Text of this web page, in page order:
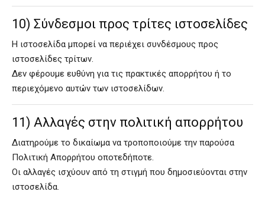
10) Σύνδεσμοι προς τρίτες ιστοσελίδες
Η ιστοσελίδα μπορεί να περιέχει συνδέσμους προς
ιστοσελίδες τρίτων.
Δεν φέρουμε ευθύνη για τις πρακτικές απορρήτου ή το
περιεχόμενο αυτών των ιστοσελίδων.
11) Αλλαγές στην πολιτική απορρήτου
Διατηρούμε το δικαίωμα να τροποποιούμε την παρούσα
Πολιτική Απορρήτου οποτεδήποτε.
Οι αλλαγές ισχύουν από τη στιγμή που δημοσιεύονται στην
ιστοσελίδα.